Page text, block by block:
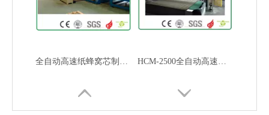
全自动高速纸蜂窝芯制造机 HCM-2500全自动高速纸蜂窝制造机